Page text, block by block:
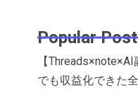
Popular
【
でも収益化できた